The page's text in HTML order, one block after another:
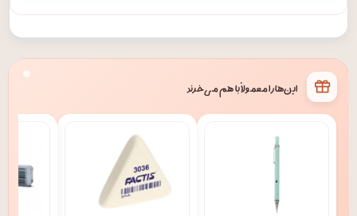
این‌ها را معمولاً با هم می‌خرند